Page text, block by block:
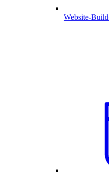
Website-